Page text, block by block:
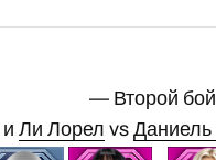
— Второй
Ли Лорел vs Даниель